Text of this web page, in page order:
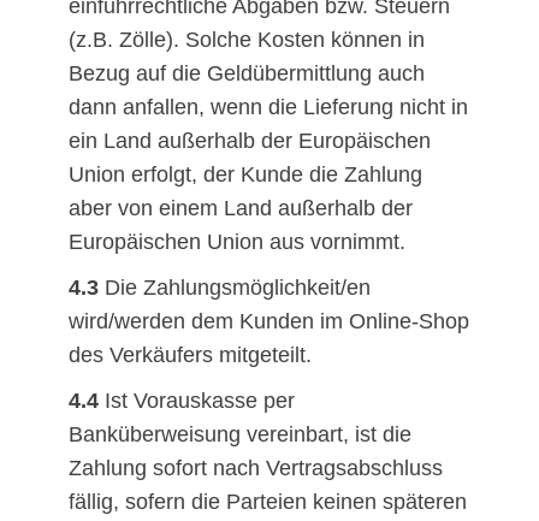
einfuhrrechtliche Abgaben bzw. Steuern
(z.B. Zölle). Solche Kosten können in
Bezug auf die Geldübermittlung auch
dann anfallen, wenn die Lieferung nicht in
ein Land außerhalb der Europäischen
Union erfolgt, der Kunde die Zahlung
aber von einem Land außerhalb der
Europäischen Union aus vornimmt.
4.3Die Zahlungsmöglichkeit/en
wird/werden dem Kunden im Online-Shop
des Verkäufers mitgeteilt.
4.4Ist Vorauskasse per
Banküberweisung vereinbart, ist die
Zahlung sofort nach Vertragsabschluss
fällig, sofern die Parteien keinen späteren